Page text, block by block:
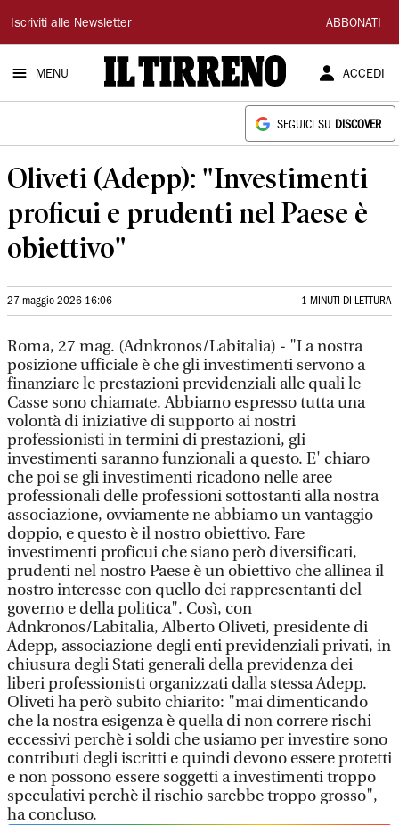
Il
Tirreno
Iscriviti alle Newsletter ABBONATI
MENU ACCEDI
SEGUICI SU DISCOVER
Oliveti (Adepp): "Investimenti
proficui e prudenti nel Paese è
obiettivo"
27 maggio 2026 16:06 1 MINUTI DI LETTURA
Roma, 27 mag. (Adnkronos/Labitalia) - "La nostra
posizione ufficiale è che gli investimenti servono a
finanziare le prestazioni previdenziali alle quali le
Casse sono chiamate. Abbiamo espresso tutta una
volontà di iniziative di supporto ai nostri
professionisti in termini di prestazioni, gli
investimenti saranno funzionali a questo. E' chiaro
che poi se gli investimenti ricadono nelle aree
professionali delle professioni sottostanti alla nostra
associazione, ovviamente ne abbiamo un vantaggio
doppio, e questo è il nostro obiettivo. Fare
investimenti proficui che siano però diversificati,
prudenti nel nostro Paese è un obiettivo che allinea il
nostro interesse con quello dei rappresentanti del
governo e della politica". Così, con
Adnkronos/Labitalia, Alberto Oliveti, presidente di
Adepp, associazione degli enti previdenziali privati, in
chiusura degli Stati generali della previdenza dei
liberi professionisti organizzati dalla stessa Adepp.
Oliveti ha però subito chiarito: "mai dimenticando
che la nostra esigenza è quella di non correre rischi
eccessivi perchè i soldi che usiamo per investire sono
contributi degli iscritti e quindi devono essere protetti
e non possono essere soggetti a investimenti troppo
speculativi perchè il rischio sarebbe troppo grosso",
ha concluso.